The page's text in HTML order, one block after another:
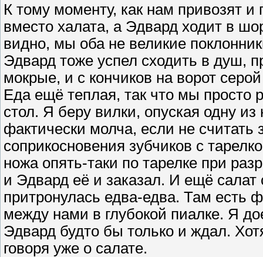
К тому моменту, как нам привозят и
вместо халата, а Эдвард ходит в
видно, мы оба не великие
Эдвард тоже успел сходить в душ,
мокрые, и с кончиков на ворот
Еда ещё теплая, так что мы просто
стол. Я беру вилки, опуская одну
фактически молча, если не считать
соприкосновения зубчиков с
ножа опять-таки по тарелке при
и Эдвард её и заказал. И ещё салат
притронулась едва-едва. Там есть
между нами в глубокой пиалке. Я
Эдвард будто бы только и ждал.
говоря уже о салате.